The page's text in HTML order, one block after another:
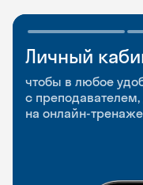
Личный
чтобы в любое
с
на онлайн-
Мобильное
приложение
чтобы заниматься
и когда удобно
Разговорные
и Talks
Групповые
и индивидуальные